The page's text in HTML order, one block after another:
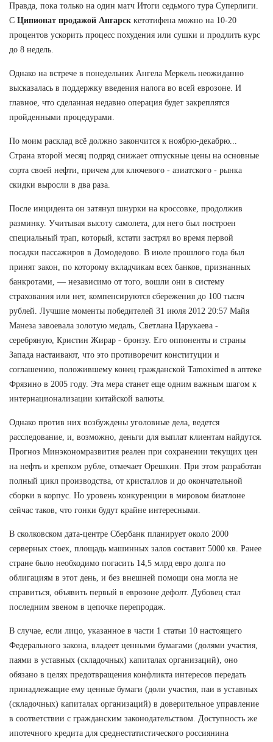
Правда, пока только на один матч Итоги седьмого тура Суперлиги.
С Ципионат продажой Ангарск кетотифена можно на 10-20
процентов ускорить процесс похудения или сушки и продлить курс
до 8 недель.
Однако на встрече в понедельник Ангела Меркель неожиданно
высказалась в поддержку введения налога во всей еврозоне. И
главное, что сделанная недавно операция будет закреплятся
пройденными процедурами.
По моим расклад всё должно закончится к ноябрю-декабрю...
Страна второй месяц подряд снижает отпускные цены на основные
сорта своей нефти, причем для ключевого - азиатского - рынка
скидки выросли в два раза.
После инцидента он затянул шнурки на кроссовке, продолжив
разминку. Учитывая высоту самолета, для него был построен
специальный трап, который, кстати застрял во время первой
посадки пассажиров в Домодедово. В июле прошлого года был
принят закон, по которому вкладчикам всех банков, признанных
банкротами, — независимо от того, вошли они в систему
страхования или нет, компенсируются сбережения до 100 тысяч
рублей. Лучшие моменты победителей 31 июля 2012 20:57 Майя
Манеза завоевала золотую медаль, Светлана Царукаева -
серебряную, Кристин Жирар - бронзу. Его оппоненты и страны
Запада настаивают, что это противоречит конституции и
соглашению, положившему конец гражданской Tamoximed в аптеке
Фрязино в 2005 году. Эта мера станет еще одним важным шагом к
интернационализации китайской валюты.
Однако против них возбуждены уголовные дела, ведется
расследование, и, возможно, деньги для выплат клиентам найдутся.
Прогноз Минэкономразвития реален при сохранении текущих цен
на нефть и крепком рубле, отмечает Орешкин. При этом разработан
полный цикл производства, от кристаллов и до окончательной
сборки в корпус. Но уровень конкуренции в мировом биатлоне
сейчас таков, что гонки будут крайне интересными.
В сколковском дата-центре Сбербанк планирует около 2000
серверных стоек, площадь машинных залов составит 5000 кв. Ранее
стране было необходимо погасить 14,5 млрд евро долга по
облигациям в этот день, и без внешней помощи она могла не
справиться, объявить первый в еврозоне дефолт. Дубовец стал
последним звеном в цепочке перепродаж.
В случае, если лицо, указанное в части 1 статьи 10 настоящего
Федерального закона, владеет ценными бумагами (долями участия,
паями в уставных (складочных) капиталах организаций), оно
обязано в целях предотвращения конфликта интересов передать
принадлежащие ему ценные бумаги (доли участия, паи в уставных
(складочных) капиталах организаций) в доверительное управление
в соответствии с гражданским законодательством. Доступность же
ипотечного кредита для среднестатистического россиянина